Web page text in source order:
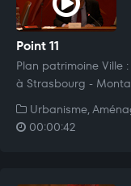
Point 11
Plan patrimoine Ville
à Strasbourg -
Urbanisme,
00:00:42